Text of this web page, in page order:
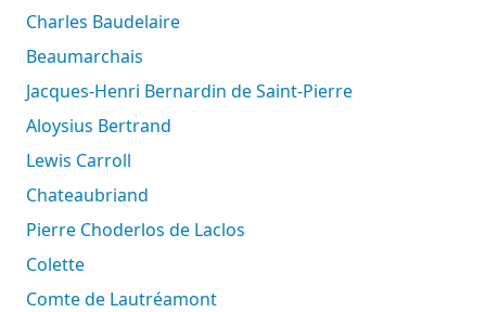
Charles Baudelaire
Beaumarchais
Jacques-Henri Bernardin de Saint-Pierre
Aloysius Bertrand
Lewis Carroll
Chateaubriand
Pierre Choderlos de Laclos
Colette
Comte de Lautréamont